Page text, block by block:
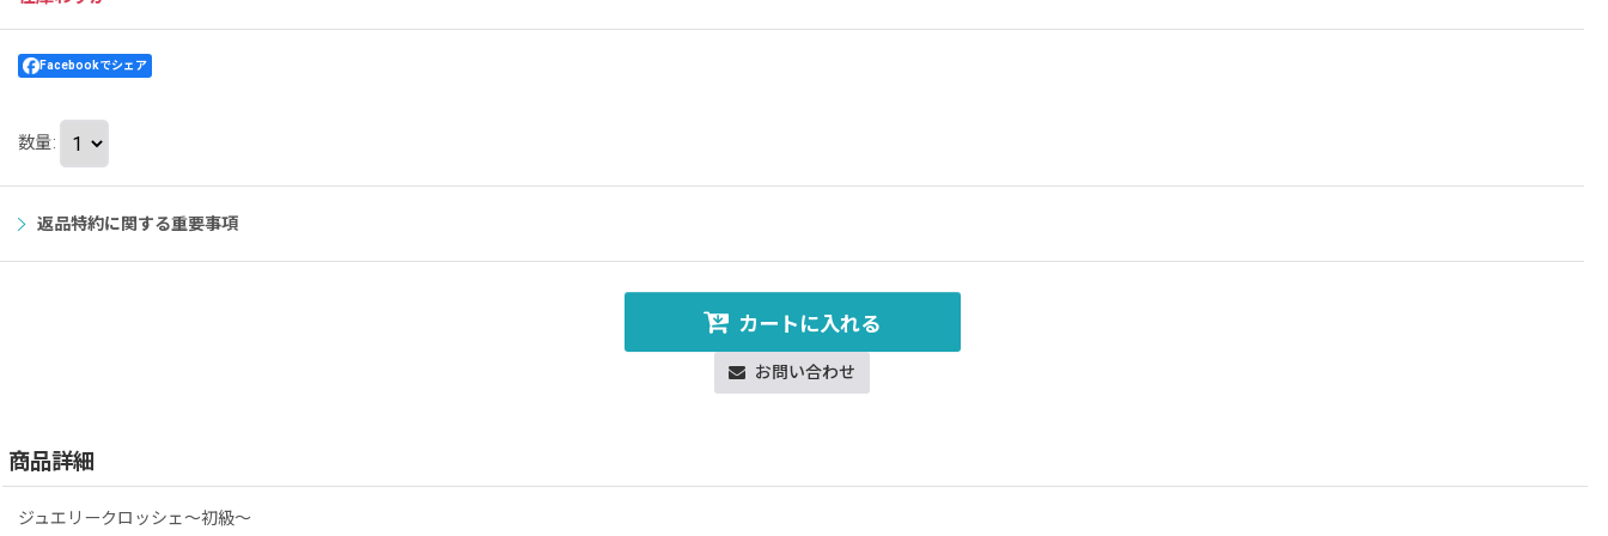
Facebookでシェア
数量:
返品特約に関する重要事項
カートに入れる
お問い合わせ
商品詳細
ジュエリークロッシェ〜初級〜